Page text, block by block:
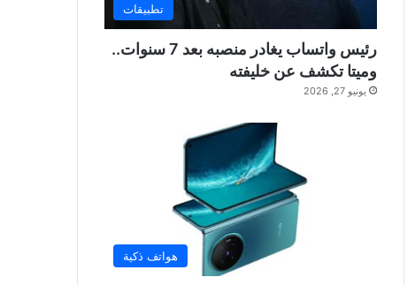
تطبيقات
رئيس واتساب يغادر منصبه بعد 7 سنوات..
وميتا تكشف عن خليفته
يونيو 27, 2026
هواتف ذكية